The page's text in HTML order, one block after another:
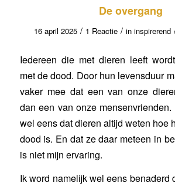
De overgang
16 april 2025 / 1 Reactie / ininspirerend
Iedereen die met dieren leeft
met de dood. Door hun levensduur
vaker mee dat een van onze
dan een van onze
wel eens dat dieren altijd weten hoe
dood is. En dat ze daar meteen in
is niet mijn ervaring.
Ik word namelijk wel eens benaderd